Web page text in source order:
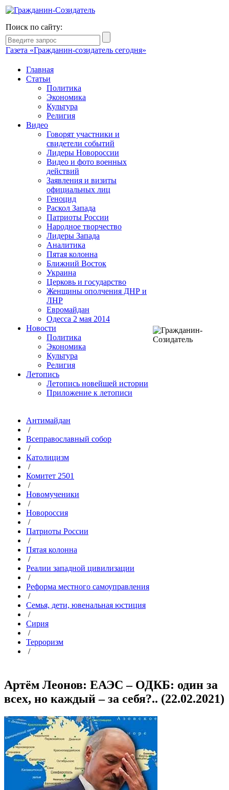
Поиск по сайту:
Газета «Гражданин-созидатель сегодня»
Главная
Статьи
Политика
Экономика
Культура
Религия
Видео
Говорят участники и
свидетели событий
Лидеры Новороссии
Видео и фото военных
действий
Заявления и визиты
официальных лиц
Геноцид
Раскол Запада
Патриоты России
Народное творчество
Лидеры Запада
Аналитика
Пятая колонна
Ближний Восток
Украина
Церковь и государство
Женщины ополчения ДНР и
ЛНР
Евромайдан
Одесса 2 мая 2014
Новости
Политика
Экономика
Культура
Религия
Летопись
Летопись новейшей истории
Приложение к летописи
Антимайдан
/
Всеправославный собор
/
Католицизм
/
Комитет 2501
/
Новомученики
/
Новороссия
/
Патриоты России
/
Пятая колонна
/
Реалии западной цивилизации
/
Реформа местного самоуправления
/
Семья, дети, ювенальная юстиция
/
Сирия
/
Терроризм
/
Артём Леонов: ЕАЭС – ОДКБ: один за
всех, но каждый – за себя?.. (22.02.2021)